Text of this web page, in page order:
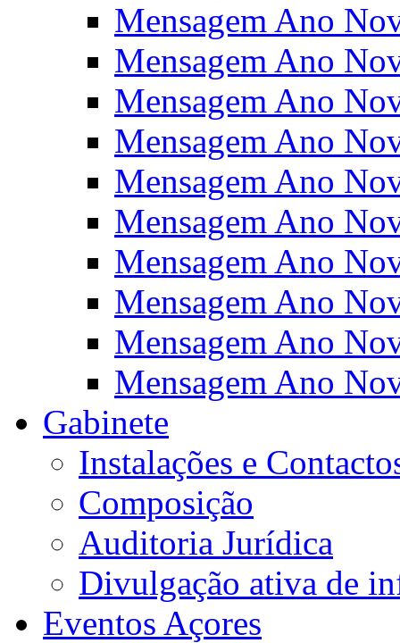
Mensagem Ano
Mensagem Ano
Mensagem Ano
Mensagem Ano
Mensagem Ano
Mensagem Ano
Mensagem Ano
Mensagem Ano
Mensagem Ano
Mensagem Ano
Gabinete
Instalações e
Composição
Auditoria Jurídica
Divulgação ativa de
Eventos Açores